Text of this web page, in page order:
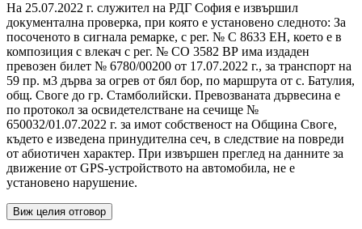
На 25.07.2022 г. служител на РДГ София е извършил
документална проверка, при която е установено следното: За
посоченото в сигнала ремарке, с рег. № С 8633 ЕН, което е в
композиция с влекач с рег. № СО 3582 ВР има издаден
превозен билет № 6780/00200 от 17.07.2022 г., за транспорт на
59 пр. м3 дърва за огрев от бял бор, по маршрута от с. Батулия,
общ. Своге до гр. Стамболийски. Превозваната дървесина е
по протокол за освидетелстване на сечище №
650032/01.07.2022 г. за имот собственост на Община Своге,
където е изведена принудителна сеч, в следствие на повреди
от абиотичен характер. При извършен преглед на данните за
движение от GPS-устройството на автомобила, не е
установено нарушение.
Виж целия отговор